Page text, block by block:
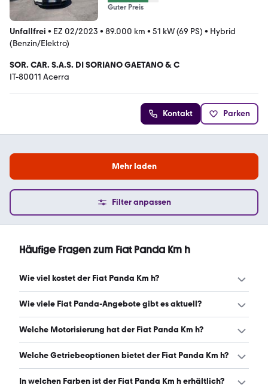
Guter Preis
Unfallfrei • EZ 02/2023 • 89.000 km • 51 kW (69 PS) • Hybrid
(Benzin/Elektro)
SOR. CAR. S.A.S. DI SORIANO GAETANO & C
IT-80011 Acerra
Kontakt Parken
Mehr laden
Filter anpassen
Häufige Fragen zum Fiat Panda Km h
Wie viel kostet der Fiat Panda Km h?
Ein guter Preis für einen Fiat Panda Km h liegt zwischen
Wie viele Fiat Panda-Angebote gibt es aktuell?
Es gibt insgesamt 53 Fiat Panda bei mobile.de, davon 53
Welche Motorisierung hat der Fiat Panda Km h?
Der Fiat Panda Km h hat Leistungen zwischen 54 und 71
Welche Getriebeoptionen bietet der Fiat Panda Km h?
Der Fiat Panda Km h ist mit manuellem Getriebe
In welchen Farben ist der Fiat Panda Km h erhältlich?